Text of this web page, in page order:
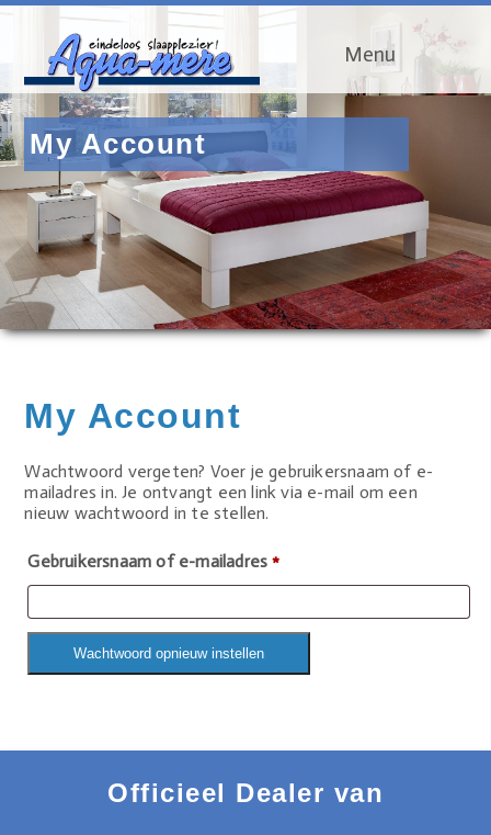
Menu
My Account
My Account
Wachtwoord vergeten? Voer je gebruikersnaam of e-
mailadres in. Je ontvangt een link via e-mail om een
nieuw wachtwoord in te stellen.
Gebruikersnaam of e-mailadres*
Wachtwoord opnieuw instellen
Officieel Dealer van